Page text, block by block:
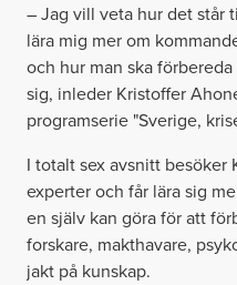
– Jag vill veta hur det står
lära mig mer om
och hur man ska
sig, inleder Kristoffer
programserie "Sverige,
I totalt sex avsnitt besöker
experter och får lära sig
en själv kan göra för att
forskare, makthavare,
jakt på kunskap.